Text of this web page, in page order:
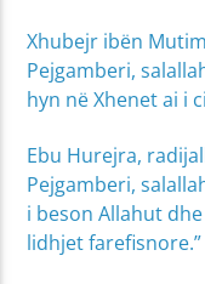
Xhubejr ibën
Pejgamberi,
hyn në Xhenet ai i
Ebu Hurejra,
Pejgamberi,
i beson Allahut
lidhjet farefisnore.”